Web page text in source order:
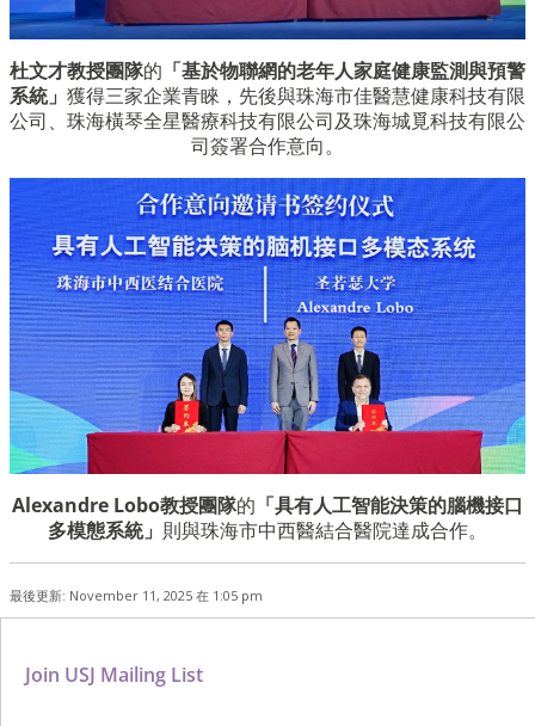
杜文才教授團隊的 「基於物聯網的老年人家庭健康監測與預警
系統」 獲得三家企業青睞，先後與珠海市佳醫慧健康科技有限
公司、珠海橫琴全星醫療科技有限公司及珠海城覓科技有限公
司簽署合作意向。
Alexandre Lobo教授團隊的 「具有人工智能決策的腦機接口
多模態系統」 則與珠海市中西醫結合醫院達成合作。
最後更新: November 11, 2025 在 1:05 pm
Join USJ Mailing List